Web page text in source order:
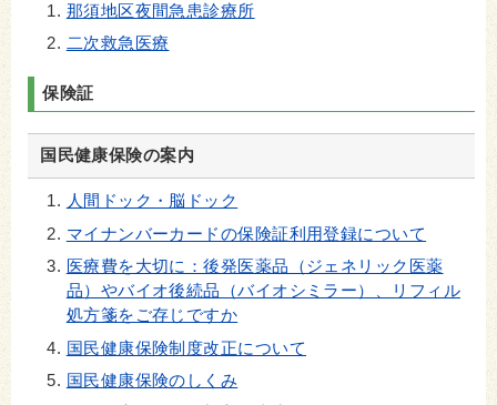
那須地区夜間急患診療所
二次救急医療
保険証
国民健康保険の案内
人間ドック・脳ドック
マイナンバーカードの保険証利用登録について
医療費を大切に：後発医薬品（ジェネリック医薬
品）やバイオ後続品（バイオシミラー）、リフィル
処方箋をご存じですか
国民健康保険制度改正について
国民健康保険のしくみ